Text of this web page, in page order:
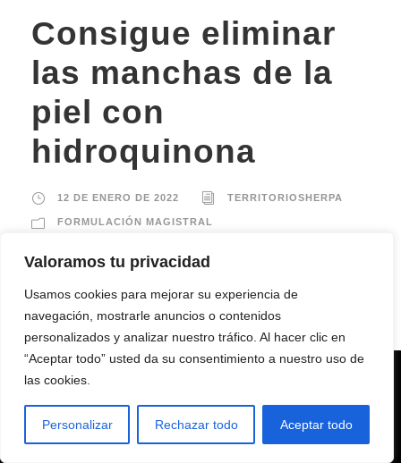
Valoramos tu privacidad
Usamos cookies para mejorar su experiencia de
navegación, mostrarle anuncios o contenidos
personalizados y analizar nuestro tráfico. Al hacer clic en
“Aceptar todo” usted da su consentimiento a nuestro uso de
las cookies.
Personalizar Rechazar todo Aceptar todo
Consigue eliminar
las manchas de la
piel con
hidroquinona
12 DE ENERO DE 2022 TERRITORIOSHERPA
FORMULACIÓN MAGISTRAL
El tratamiento con hidroquinona torna la mancha
cada vez más clara, para conseguir una
despigmentación adecuada de la piel.
READ MORE
Utilizamos cookies para asegurar que damos la mejor
utilizando este sitio asumiremos que está de acuerdo.